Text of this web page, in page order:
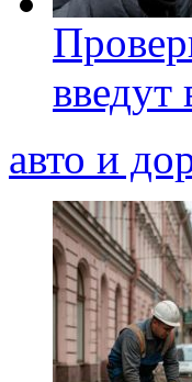
введут
авто и